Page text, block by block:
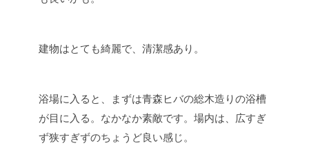
建物はとても綺麗で、清潔感あり。
浴場に入ると、まずは青森ヒバの総木造りの浴槽
が目に入る。なかなか素敵です。場内は、広すぎ
ず狭すぎずのちょうど良い感じ。